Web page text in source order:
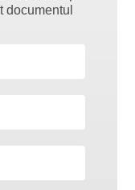
documentul